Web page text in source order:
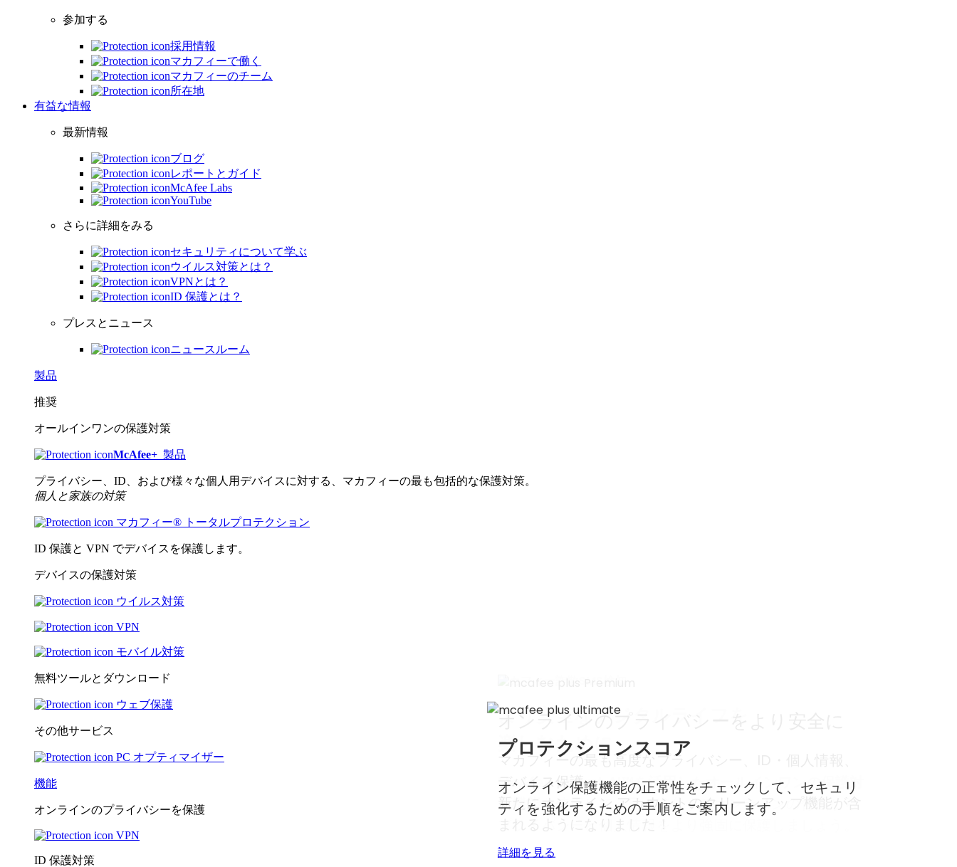
参加する
採用情報
マカフィーで働く
マカフィーのチーム
所在地
有益な情報
最新情報
ブログ
レポートとガイド
McAfee Labs
YouTube
さらに詳細をみる
セキュリティについて学ぶ
ウイルス対策とは？
VPNとは？
ID 保護とは？
プレスとニュース
ニュースルーム
製品
推奨
オールインワンの保護対策
McAfee+ 製品
プライバシー、ID、および様々な個人用デバイスに対する、マカフィーの最も包括的な保護対策。
個人と家族の対策
マカフィー® トータルプロテクション
ID 保護と VPN でデバイスを保護します。
デバイスの保護対策
ウイルス対策
VPN
モバイル対策
無料ツールとダウンロード
ウェブ保護
その他サービス
PC オプティマイザー
機能
オンラインのプライバシーを保護
VPN
ID 保護対策
日常的な詐欺から守る、
詐欺被害を未然に防ぎましょう。危険なテキストメッセージに対する自
動検知機能と、QR コードのオンデマンドスキャン機能により、クリッ
ク、スキャン、返信する前に詐欺を回避できます。
今すぐ製品を購入
より安全なデジタルライフを
楽しむために
McAfee Smart AI™を活用したオールインワンの保護対
策機能を使用して、日々進化するオンラインの脅威から
オンラインのプライバシーをより安全に​
マカフィーの最も高度なプライバシー、ID・個人情報、
デバイス保護 。​
新たにオンライン アカウントのクリーンアップ機能が含
プロテクションスコア
オンライン保護機能の正常性をチェックして、セキュリ
ティを強化するための手順をご案内します。
詳細を見る